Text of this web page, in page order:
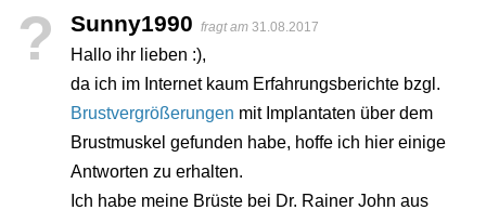
? Sunny1990 fragt am 31.08.2017
Hallo ihr lieben :),
da ich im Internet kaum Erfahrungsberichte bzgl.
Brustvergrößerungen mit Implantaten über dem
Brustmuskel gefunden habe, hoffe ich hier einige
Antworten zu erhalten.
Ich habe meine Brüste bei Dr. Rainer John aus